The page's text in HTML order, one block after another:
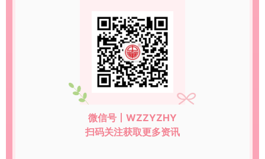
微信号丨 WZZYZHY
扫码关注获取更多资讯